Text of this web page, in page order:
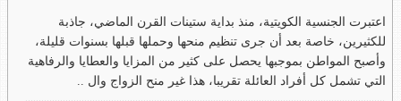
اعتبرت الجنسية الكويتية، منذ بداية ستينات القرن الماضي، جاذبة
للكثيرين، خاصة بعد أن جرى تنظيم منحها وحملها قبلها بسنوات قليلة،
وأصبح المواطن بموجبها يحصل على كثير من المزايا والعطايا والرفاهية
التي تشمل كل أفراد العائلة تقريبا، هذا غير منح الزواج وال ..